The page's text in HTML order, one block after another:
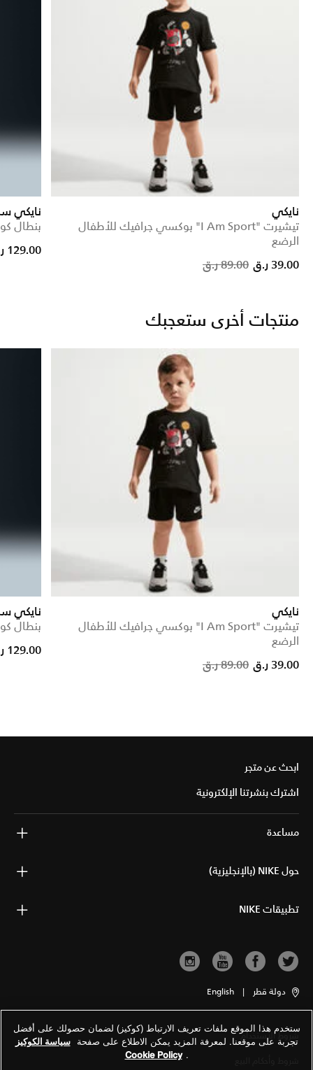
نايكي
تيشيرت "I Am Sport" بوكسي جرافيك للأطفال
الرضع
Price reduced from
89.00 ر.ق 39.00 ر.ق
نايكي
بنطال
129.00 ر.ق
منتجات أخرى ستعجبك
نايكي
تيشيرت "I Am Sport" بوكسي جرافيك للأطفال
الرضع
Price reduced from
89.00 ر.ق 39.00 ر.ق
نايكي
بنطال
129.00 ر.ق
ابحث عن متجر
اشترك بنشرتنا الإلكترونية
مساعدة
حول NIKE (بالإنجليزية)
تطبيقات NIKE
دولة قطر |
English
شروط الاستخدام
ستخدم هذا الموقع ملفات تعريف الارتباط (كوكيز) لضمان حصولك على أفضل
تجربة على موقعنا. لمعرفة المزيد يمكن الاطلاع على صفحة سياسة الكوكيز
.
Cookie Policy